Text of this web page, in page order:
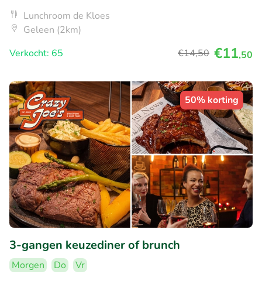
Lunchroom de Kloes
Geleen (2km)
Verkocht: 65
€14,50 €11,50
50% korting
3-gangen keuzediner of brunch
Morgen Do
Vr